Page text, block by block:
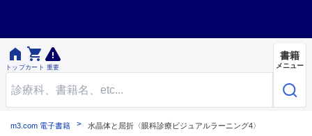

トップ

カート 重要
書籍
メニュー
m3.com 電子書籍 水晶体と屈折〈眼科診療ビジュアルラーニング4〉